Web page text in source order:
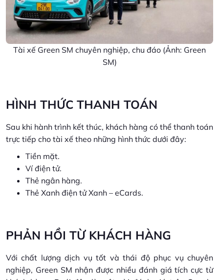
Tài xế Green SM chuyên nghiệp, chu đáo (Ảnh: Green
SM)
HÌNH THỨC THANH TOÁN
Sau khi hành trình kết thúc, khách hàng có thể thanh toán
trực tiếp cho tài xế theo những hình thức dưới đây:
Tiền mặt.
Ví điện tử.
Thẻ ngân hàng.
Thẻ Xanh điện tử Xanh – eCards.
PHẢN HỒI TỪ KHÁCH HÀNG
Với chất lượng dịch vụ tốt và thái độ phục vụ chuyên
nghiệp, Green SM nhận được nhiều đánh giá tích cực từ